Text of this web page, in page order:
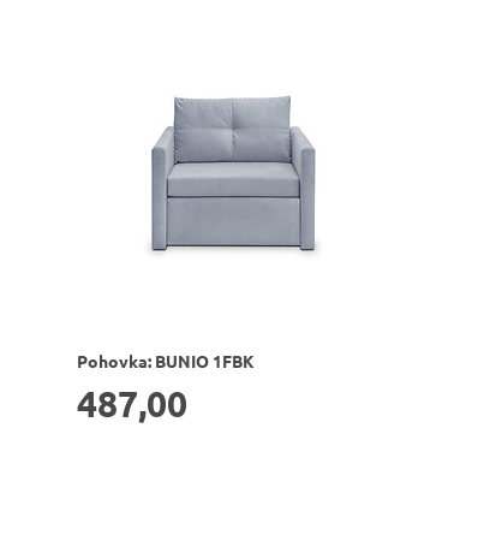
Pohovka: BUNIO 1FBK
487,00